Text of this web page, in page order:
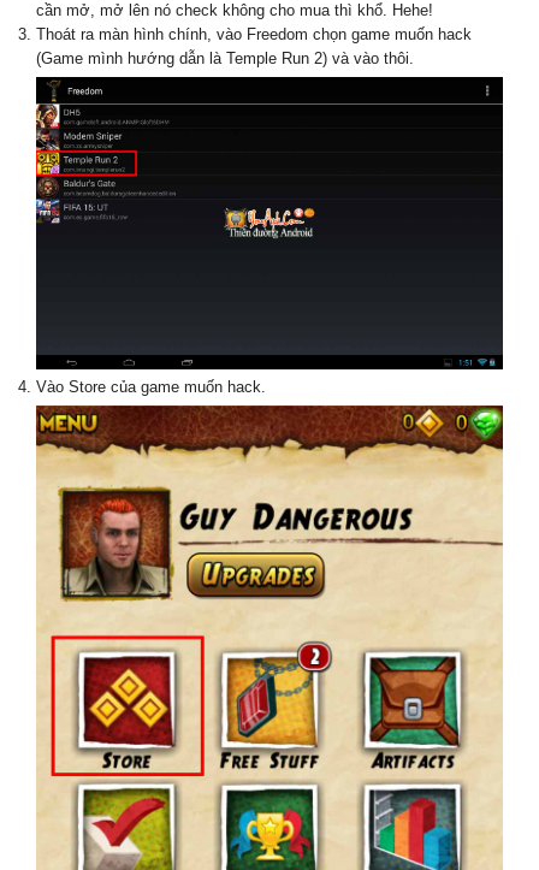
cần mở, mở lên nó check không cho mua thì khổ. Hehe!
Thoát ra màn hình chính, vào Freedom chọn game muốn hack
(Game mình hướng dẫn là Temple Run 2) và vào thôi.
Vào Store của game muốn hack.